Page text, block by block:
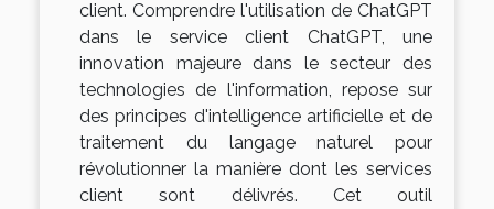
client. Comprendre l'utilisation de ChatGPT
dans le service client ChatGPT, une
innovation majeure dans le secteur des
technologies de l'information, repose sur
des principes d'intelligence artificielle et de
traitement du langage naturel pour
révolutionner la manière dont les services
client sont délivrés. Cet outil